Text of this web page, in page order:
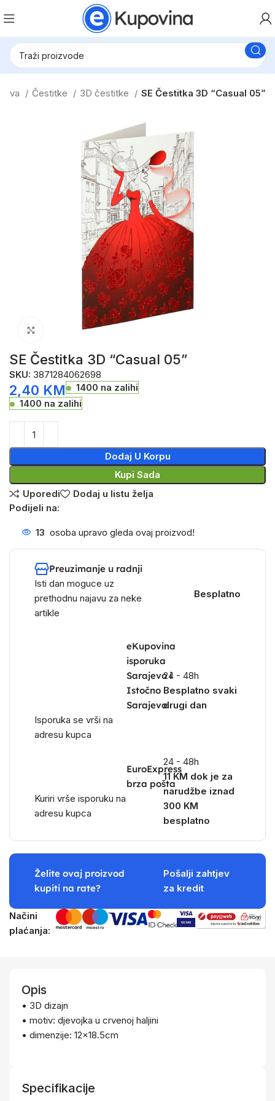
Čestitke 3D čestitke SE Čestitka 3D “Casual 05”
Click to enlarge
SE Čestitka 3D “Casual 05”
SKU: 3871284062698
2,40 KM
1400 na zalihi
1400 na zalihi
Dodaj U Korpu
Kupi Sada
Uporedi
Dodaj u listu želja
Podijeli na:
13 osoba upravo gleda ovaj proizvod!
Preuzimanje u radnji
Isti dan moguce uz
prethodnu najavu za neke
artikle
Besplatno
eKupovina
isporuka
Sarajevo i
Istočno
Sarajevo
Isporuka se vrši na
adresu kupca
24 - 48h
Besplatno svaki
drugi dan
EuroExpress
brza pošta
Kuriri vrše isporuku na
adresu kupca
24 - 48h
11 KM dok je za
narudžbe iznad
300 KM
besplatno
Želite ovaj proizvod
kupiti na rate?
Pošalji zahtjev
za kredit
Načini
plaćanja:
Opis
• 3D dizajn
• motiv: djevojka u crvenoj haljini
• dimenzije: 12×18.5cm
Specifikacije